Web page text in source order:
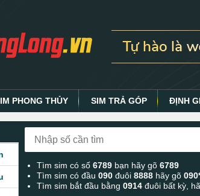
PHONG THỦY SIM TRẢ GÓP ĐỊNH
Tìm sim có số6789 bạn hãy gõ6789
Tìm sim có đầu090đuôi8888 hãy gõ
Tìm sim bắt đầu bằng0914 đuôi bất kỳ,